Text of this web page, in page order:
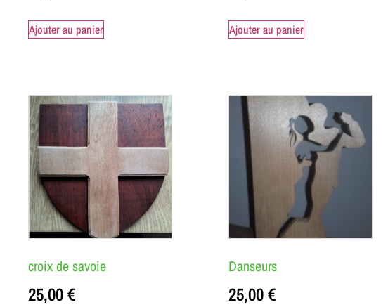
Ajouter au panier Ajouter au panier
croix de savoie
25,00€
Danseurs
25,00€